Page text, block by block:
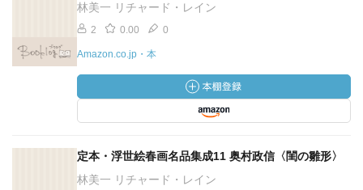
林美一 リチャード・レイン
2 0.00 0
Amazon.co.jp・本
定本・浮世絵春画名品集成11 奥村政信〈閨の雛形〉
林美一 リチャード・レイン